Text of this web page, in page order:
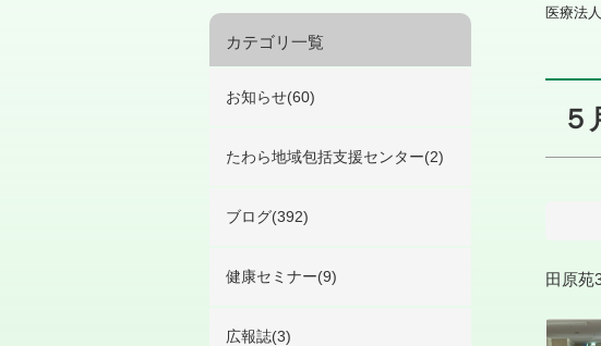
医療法
５
田原苑
カテゴリ一覧
お知らせ(60)
たわら地域包括支援センター(2)
ブログ(392)
健康セミナー(9)
広報誌(3)